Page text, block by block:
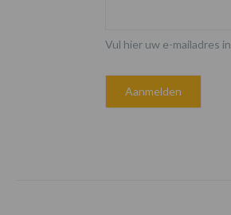
Vul hier uw e-mailadres in